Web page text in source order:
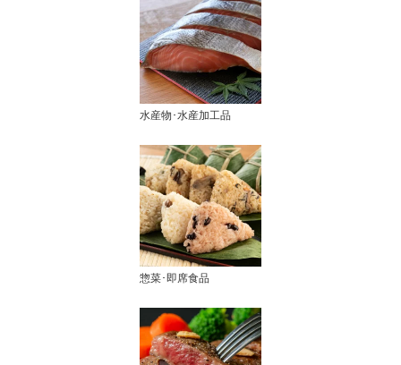
水産物･水産加工品
惣菜･即席食品